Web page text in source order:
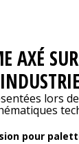
AXÉ SUR
lors
pour